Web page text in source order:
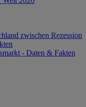
zwischen Rezession
- Daten & Fakten